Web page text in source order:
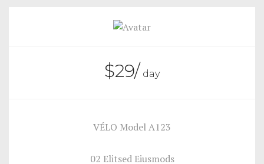
$29/ day
VÉLO Model A123
02 Elitsed Eiusmods